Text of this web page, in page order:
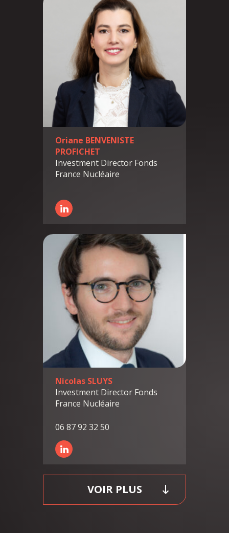
Oriane BENVENISTE
PROFICHET
Investment Director Fonds
France Nucléaire
Nicolas SLUYS
Investment Director Fonds
France Nucléaire
06 87 92 32 50
VOIR PLUS